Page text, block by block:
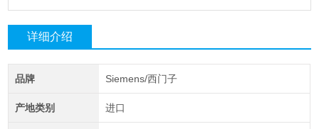
详细介绍
品牌 Siemens/西门子
产地类别 进口